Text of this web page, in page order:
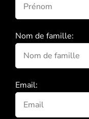
Nom de famille:
Email: